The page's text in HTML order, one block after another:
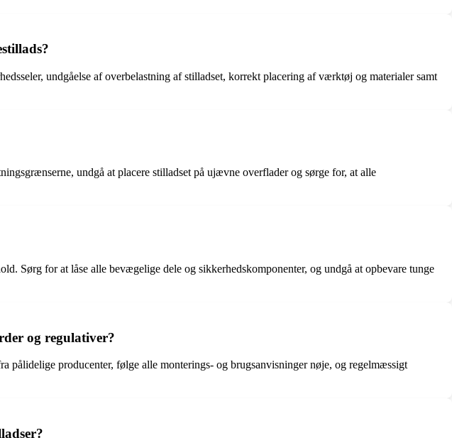
undgåelse af overbelastning af stilladset, korrekt placering af værktøj og materialer samt
undgå at placere stilladset på ujævne overflader og sørge for, at alle
Sørg for at låse alle bevægelige dele og sikkerhedskomponenter, og undgå at opbevare tunge
og regulativer?
pålidelige producenter, følge alle monterings- og brugsanvisninger nøje, og regelmæssigt